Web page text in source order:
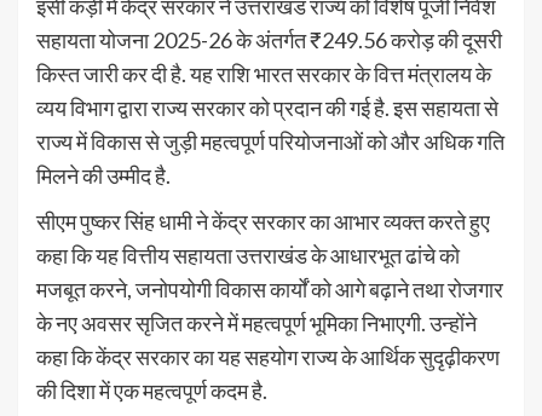
इसी कड़ी में केंद्र सरकार ने उत्तराखंड राज्य को विशेष पूंजी निवेश
सहायता योजना 2025-26 के अंतर्गत ₹249.56 करोड़ की दूसरी
किस्त जारी कर दी है. यह राशि भारत सरकार के वित्त मंत्रालय के
व्यय विभाग द्वारा राज्य सरकार को प्रदान की गई है. इस सहायता से
राज्य में विकास से जुड़ी महत्वपूर्ण परियोजनाओं को और अधिक गति
मिलने की उम्मीद है.
सीएम पुष्कर सिंह धामी ने केंद्र सरकार का आभार व्यक्त करते हुए
कहा कि यह वित्तीय सहायता उत्तराखंड के आधारभूत ढांचे को
मजबूत करने, जनोपयोगी विकास कार्यों को आगे बढ़ाने तथा रोजगार
के नए अवसर सृजित करने में महत्वपूर्ण भूमिका निभाएगी. उन्होंने
कहा कि केंद्र सरकार का यह सहयोग राज्य के आर्थिक सुदृढ़ीकरण
की दिशा में एक महत्वपूर्ण कदम है.